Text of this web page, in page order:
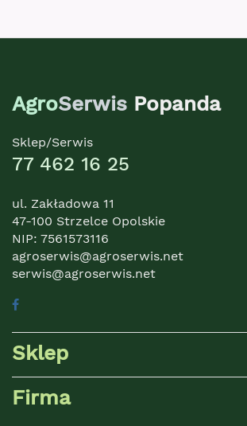
AgroSerwis Popanda
Sklep/Serwis
77 462 16 25
ul. Zakładowa 11
47-100 Strzelce Opolskie
NIP: 7561573116
agroserwis@agroserwis.net
serwis@agroserwis.net
Sklep
Firma